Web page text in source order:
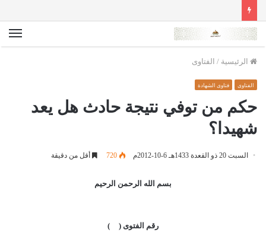
الرئيسية / الفتاوى
الفتاوى فتاوى الشهادة
حكم من توفي نتيجة حادث هل يعد
شهيدا؟
السبت 20 ذو القعدة 1433هـ 6-10-2012م 720 أقل من دقيقة
بسم الله الرحمن الرحيم
رقم الفتوى ( )